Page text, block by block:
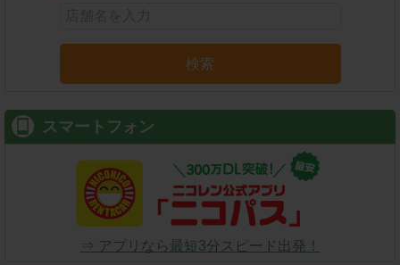
検索
スマートフォン
⇒ アプリなら最短3分スピード出発！